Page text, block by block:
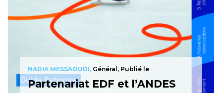
NADIA MESSAOUDI, Général, Publié le
Partenariat EDF et l’ANDES